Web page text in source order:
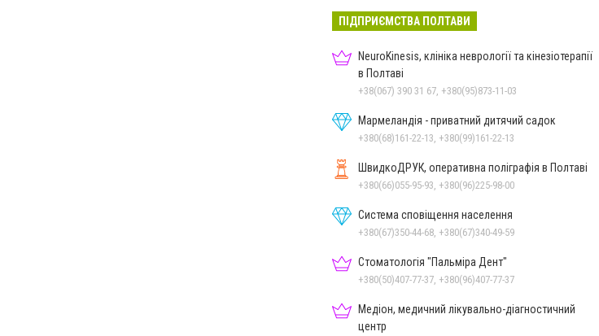
ПІДПРИЄМСТВА ПОЛТАВИ
NeuroKinesis, клініка неврології та кінезіотерапії
в Полтаві
+38(067) 390 31 67, +380(95)873-11-03
Мармеландія - приватний дитячий садок
+380(68)161-22-13, +380(99)161-22-13
ШвидкоДРУК, оперативна поліграфія в Полтаві
+380(66)055-95-93, +380(96)225-98-00
Система сповіщення населення
+380(67)350-44-68, +380(67)340-49-59
Стоматологія "Пальміра Дент"
+380(50)407-77-37, +380(96)407-77-37
Медіон, медичний лікувально-діагностичний
центр